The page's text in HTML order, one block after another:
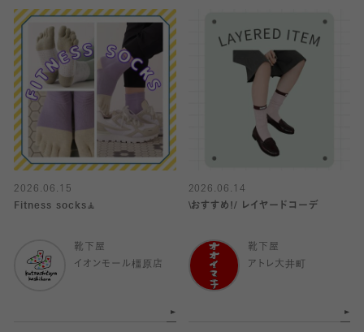
2026.06.15
Fitness socks🧘
靴下屋
イオンモール橿原店
2026.06.14
\おすすめ!/ レイヤードコーデ
靴下屋
アトレ大井町